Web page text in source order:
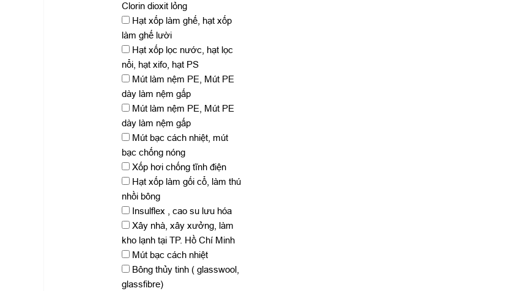
Clorin dioxit lỏng
Hạt xốp làm ghế, hạt xốp
làm ghế lười
Hạt xốp lọc nước, hạt lọc
nổi, hạt xifo, hạt PS
Mút làm nệm PE, Mút PE
dày làm nệm gấp
Mút làm nệm PE, Mút PE
dày làm nệm gấp
Mút bạc cách nhiệt, mút
bạc chống nóng
Xốp hơi chống tĩnh điện
Hạt xốp làm gối cổ, làm thú
nhồi bông
Insulflex , cao su lưu hóa
Xây nhà, xây xưởng, làm
kho lạnh tại TP. Hồ Chí Minh
Mút bạc cách nhiệt
Bông thủy tinh ( glasswool,
glassfibre)